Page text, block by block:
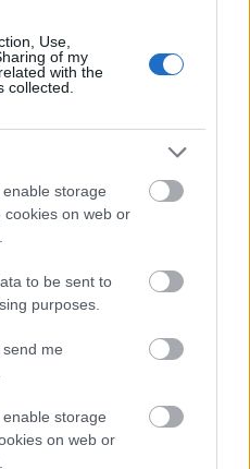
Use,
of my
with the
collected.
storage
cookies on web or
to be sent to
purposes.
me
storage
on web or
második vasárnapját
a világ egyik
ünnepéhez, a
mindezt 15 fokban
karácsonyi vásár